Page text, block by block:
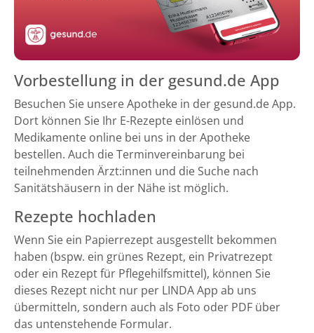
Vorbestellung in der gesund.de App
Besuchen Sie unsere Apotheke in der gesund.de App.
Dort können Sie Ihr E-Rezepte einlösen und
Medikamente online bei uns in der Apotheke
bestellen. Auch die Terminvereinbarung bei
teilnehmenden Ärzt:innen und die Suche nach
Sanitätshäusern in der Nähe ist möglich.
Rezepte hochladen
Wenn Sie ein Papierrezept ausgestellt bekommen
haben (bspw. ein grünes Rezept, ein Privatrezept
oder ein Rezept für Pflegehilfsmittel), können Sie
dieses Rezept nicht nur per LINDA App ab uns
übermitteln, sondern auch als Foto oder PDF über
das untenstehende Formular.